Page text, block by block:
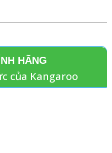
HÃNG
của Kangaroo